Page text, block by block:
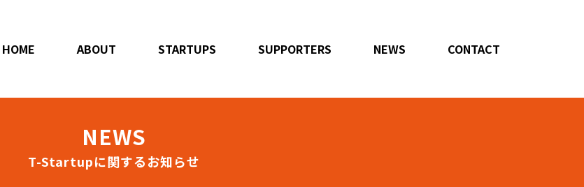
HOME ABOUT STARTUPS SUPPORTERS NEWS CONTACT
NEWS
T-Startupに関するお知らせ